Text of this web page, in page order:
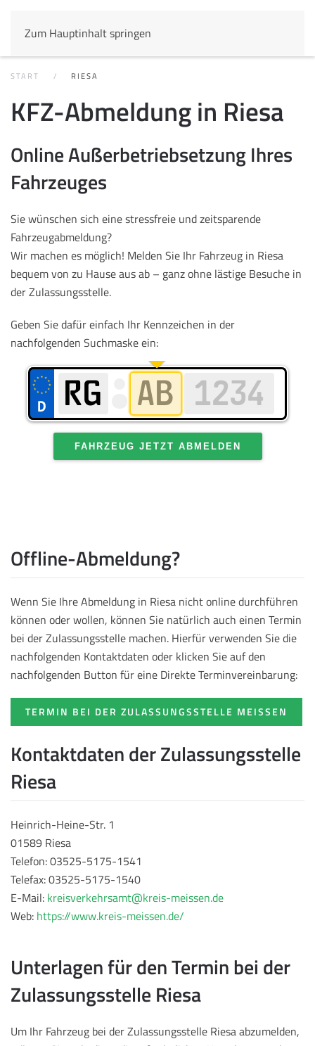
Zum Hauptinhalt springen
START RIESA
KFZ-Abmeldung in Riesa
Online Außerbetriebsetzung Ihres
Fahrzeuges
Sie wünschen sich eine stressfreie und zeitsparende
Fahrzeugabmeldung?
Wir machen es möglich! Melden Sie Ihr Fahrzeug in Riesa
bequem von zu Hause aus ab – ganz ohne lästige Besuche in
der Zulassungsstelle.
Geben Sie dafür einfach Ihr Kennzeichen in der
nachfolgenden Suchmaske ein:
FAHRZEUG JETZT ABMELDEN
Offline-Abmeldung?
Wenn Sie Ihre Abmeldung in Riesa nicht online durchführen
können oder wollen, können Sie natürlich auch einen Termin
bei der Zulassungsstelle machen. Hierfür verwenden Sie die
nachfolgenden Kontaktdaten oder klicken Sie auf den
nachfolgenden Button für eine Direkte Terminvereinbarung:
TERMIN BEI DER ZULASSUNGSSTELLE MEISSEN
Kontaktdaten der Zulassungsstelle
Riesa
Heinrich-Heine-Str. 1
01589 Riesa
Telefon: 03525-5175-1541
Telefax: 03525-5175-1540
E-Mail: kreisverkehrsamt@kreis-meissen.de
Web: https://www.kreis-meissen.de/
Unterlagen für den Termin bei der
Zulassungsstelle Riesa
Um Ihr Fahrzeug bei der Zulassungsstelle Riesa abzumelden,